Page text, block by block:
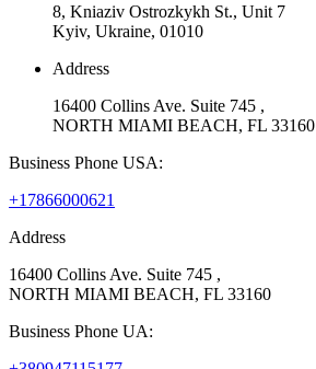
8, Kniaziv Ostrozkykh St., Unit 7
Kyiv, Ukraine, 01010
Address
16400 Collins Ave. Suite 745 ,
NORTH MIAMI BEACH, FL 33160
Business Phone USA:
+17866000621
Address
16400 Collins Ave. Suite 745 ,
NORTH MIAMI BEACH, FL 33160
Business Phone UA: